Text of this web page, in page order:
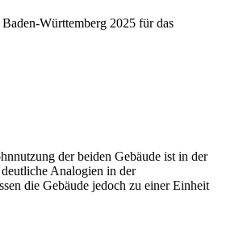
Württemberg 2025 für das